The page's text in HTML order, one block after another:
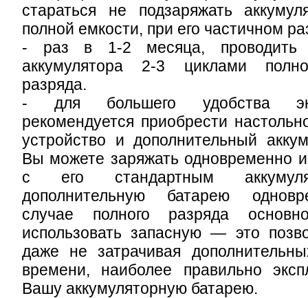
стараться не подзаряжать
полной емкости, при его частичном
- раз в 1-2 месяца, проводить
аккумулятора 2-3 циклами
разряда.
- для большего удобства
рекомендуется приобрести
устройство и дополнительный
Вы можете заряжать одновременно и
с его стандартным
дополнительную батарею
случае полного разряда
использовать запасную — это
даже не затрачивая
времени, наиболее правильно
Вашу аккумуляторную батарею.